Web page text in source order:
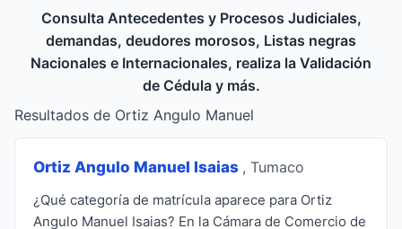
Consulta Antecedentes y Procesos Judiciales,
demandas, deudores morosos, Listas negras
Nacionales e Internacionales, realiza la Validación
de Cédula y más.
Resultados de Ortiz Angulo Manuel
Ortiz Angulo Manuel Isaias , Tumaco
¿Qué categoría de matrícula aparece para Ortiz
Angulo Manuel Isaias? En la Cámara de Comercio de